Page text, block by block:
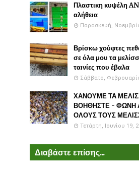
Πλαστικη κυψέλη
αλήθεια
Παρασκευή,
Βρίσκω χούφτες
σε όλα μου τα
ταινίες που έβαλα
Σάββατο,
ΧΑΝΟΥΜΕ ΤΑ
ΒΟΗΘΗΣΤΕ - ΦΩΝΗ
ΟΛΟΥΣ ΤΟΥΣ
Τετάρτη, Ιουνίου 19,
Διαβάστε επίσης...